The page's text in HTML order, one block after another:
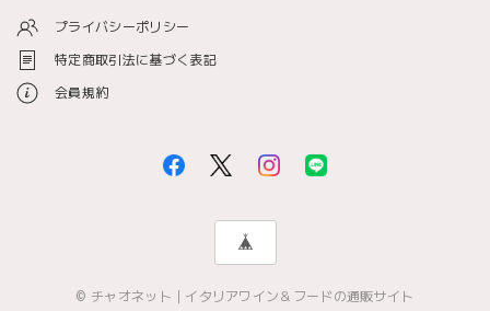
プライバシーポリシー
特定商取引法に基づく表記
会員規約
© チャオネット｜イタリアワイン＆フードの通販サイト